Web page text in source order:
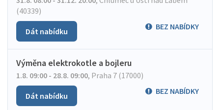
(40339)
BEZ NABÍDKY
Dát nabídku
Výměna elektrokotle a bojleru
1.8. 09:00 - 28.8. 09:00, Praha 7 (17000)
BEZ NABÍDKY
Dát nabídku